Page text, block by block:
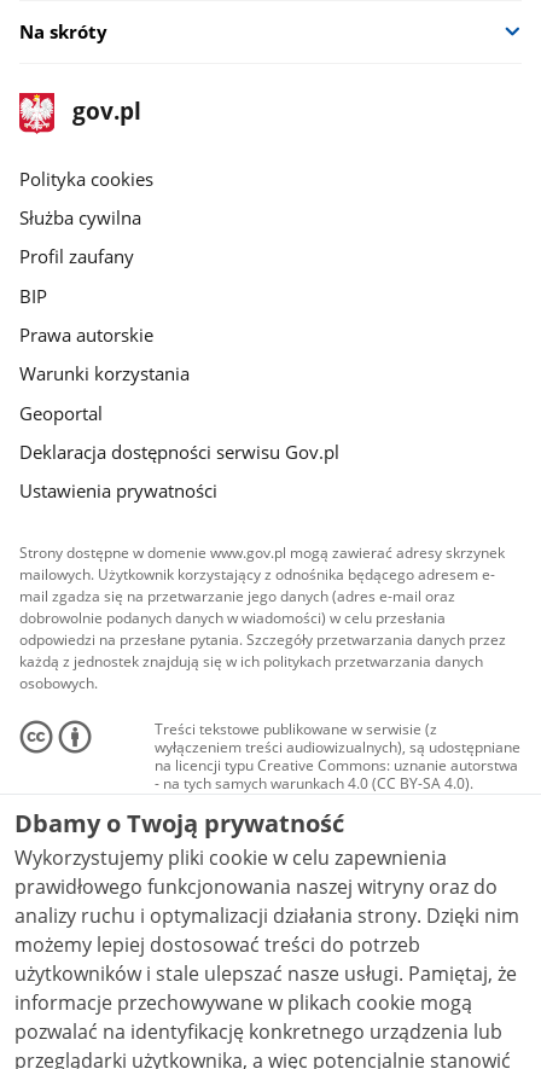
Na skróty
stopka
gov.pl
Strona
gov.pl
gov.pl
Polityka cookies
Służba cywilna
Profil zaufany
BIP
Prawa autorskie
Warunki korzystania
Geoportal
Deklaracja dostępności serwisu Gov.pl
Ustawienia prywatności
Strony dostępne w domenie www.gov.pl mogą zawierać adresy skrzynek
mailowych. Użytkownik korzystający z odnośnika będącego adresem e-
mail zgadza się na przetwarzanie jego danych (adres e-mail oraz
dobrowolnie podanych danych w wiadomości) w celu przesłania
odpowiedzi na przesłane pytania. Szczegóły przetwarzania danych przez
każdą z jednostek znajdują się w ich politykach przetwarzania danych
osobowych.
Treści tekstowe publikowane w serwisie (z
wyłączeniem treści audiowizualnych), są udostępniane
na licencji typu Creative Commons: uznanie autorstwa
- na tych samych warunkach 4.0 (CC BY-SA 4.0).
Materiały audiowizualne, w tym zdjęcia, materiały
audio i wideo, są udostępniane na licencji typu
Creative Commons: uznanie autorstwa użycie
niekomercyjne - bez utworów zależnych 4.0 (CC BY-
NC-ND 4.0), o ile nie jest to stwierdzone inaczej.
Dbamy o Twoją prywatność
Wykorzystujemy pliki cookie w celu zapewnienia
prawidłowego funkcjonowania naszej witryny oraz do
analizy ruchu i optymalizacji działania strony. Dzięki nim
możemy lepiej dostosować treści do potrzeb
użytkowników i stale ulepszać nasze usługi. Pamiętaj, że
informacje przechowywane w plikach cookie mogą
pozwalać na identyfikację konkretnego urządzenia lub
przeglądarki użytkownika, a więc potencjalnie stanowić